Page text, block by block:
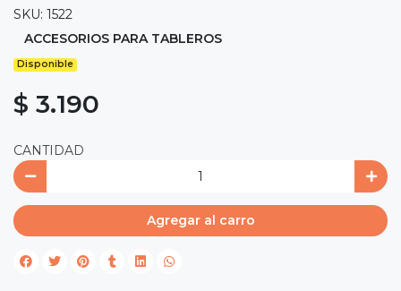
SKU: 1522
ACCESORIOS PARA TABLEROS
Disponible
$ 3.190
CANTIDAD
Agregar al carro